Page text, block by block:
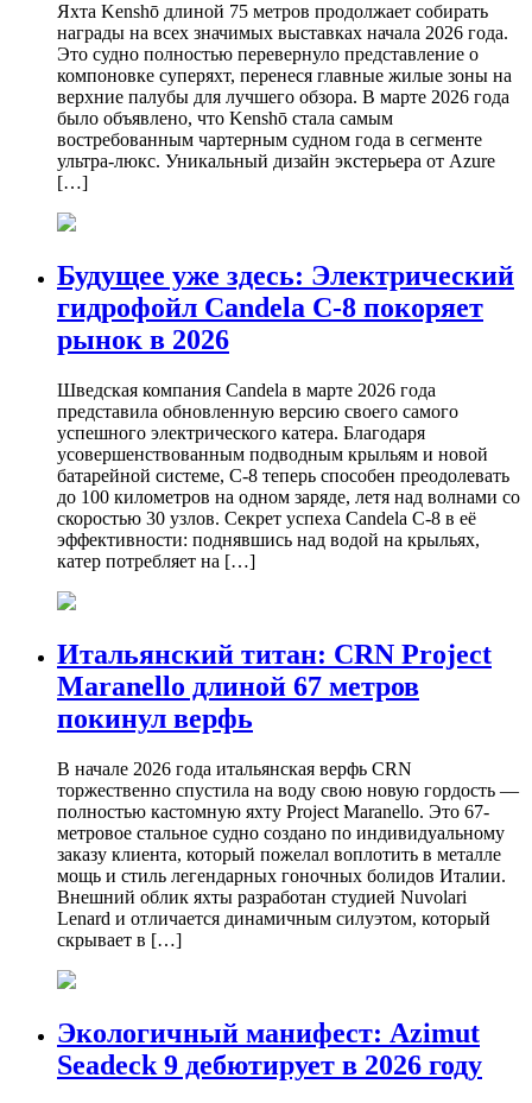
Яхта Kenshō длиной 75 метров продолжает собирать
награды на всех значимых выставках начала 2026 года.
Это судно полностью перевернуло представление о
компоновке суперяхт, перенеся главные жилые зоны на
верхние палубы для лучшего обзора. В марте 2026 года
было объявлено, что Kenshō стала самым
востребованным чартерным судном года в сегменте
ультра-люкс. Уникальный дизайн экстерьера от Azure
[…]
Будущее уже здесь: Электрический
гидрофойл Candela C-8 покоряет
рынок в 2026
Шведская компания Candela в марте 2026 года
представила обновленную версию своего самого
успешного электрического катера. Благодаря
усовершенствованным подводным крыльям и новой
батарейной системе, C-8 теперь способен преодолевать
до 100 километров на одном заряде, летя над волнами со
скоростью 30 узлов. Секрет успеха Candela C-8 в её
эффективности: поднявшись над водой на крыльях,
катер потребляет на […]
Итальянский титан: CRN Project
Maranello длиной 67 метров
покинул верфь
В начале 2026 года итальянская верфь CRN
торжественно спустила на воду свою новую гордость —
полностью кастомную яхту Project Maranello. Это 67-
метровое стальное судно создано по индивидуальному
заказу клиента, который пожелал воплотить в металле
мощь и стиль легендарных гоночных болидов Италии.
Внешний облик яхты разработан студией Nuvolari
Lenard и отличается динамичным силуэтом, который
скрывает в […]
Экологичный манифест: Azimut
Seadeck 9 дебютирует в 2026 году